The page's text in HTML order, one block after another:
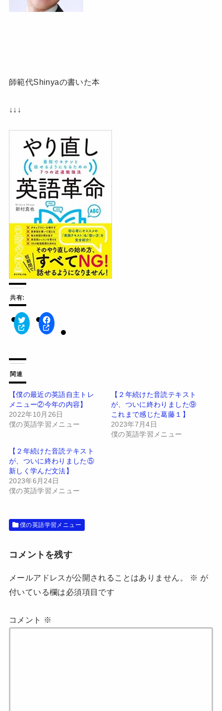
師範代Shinyaの書いた本
↓↓↓
共有:
ク
リ
て
T
w
i
t
t
e
r
で
共
有
い
ウ
ィ
ン
ド
ウ
で
開
)
F
a
有
す
る
に
は
ク
リ
し
て
く
だ
さ
い
(
新
ィ
ン
ド
開
き
す
関連
【僕の最近の英語自主トレ
メニュー②今年の内容】
2022年10月26日
僕の英語学習メニュー
【２年続けた音読テキスト
が、ついに終わりました⑨
これまで感じた葛藤１】
2023年7月4日
僕の英語学習メニュー
【２年続けた音読テキスト
が、ついに終わりました⑤
新しく学んだ文法】
2023年6月24日
僕の英語学習メニュー
僕の英語学習メニュー
コメントを残す
メールアドレスが公開されることはありません。 ※ が
付いている欄は必須項目です
コメント ※